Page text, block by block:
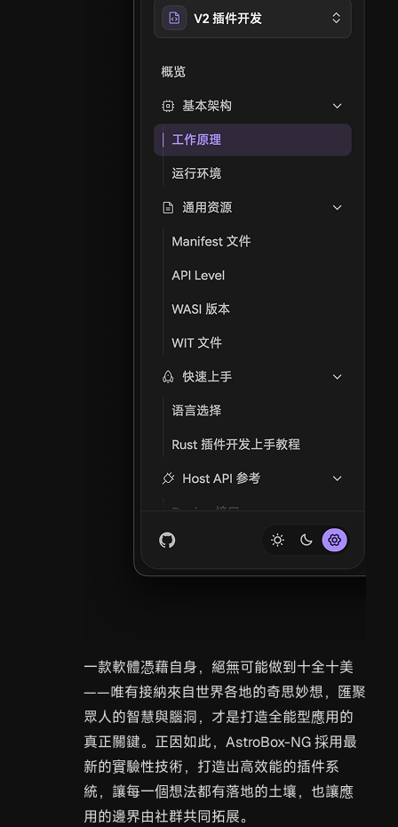
一款軟體憑藉自身，絕無可能做到十全十美
——唯有接納來自世界各地的奇思妙想，匯聚
眾人的智慧與腦洞，才是打造全能型應用的
真正關鍵。正因如此，AstroBox-NG 採用最
新的實驗性技術，打造出高效能的插件系
統，讓每一個想法都有落地的土壤，也讓應
用的邊界由社群共同拓展。